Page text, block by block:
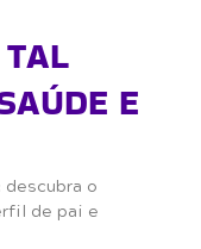
E
o
de pai e